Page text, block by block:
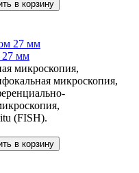
в корзину
27 мм
микроскопия,
микроскопия,
(FISH).
в корзину